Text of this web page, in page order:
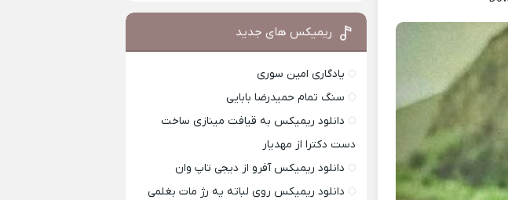
ریمیکس های جدید
یادگاری امین سوری
سنگ تمام حمیدرضا بابایی
دانلود ریمیکس به قیافت مینازی ساخت
دست دکترا از مهدیار
دانلود ریمیکس آفرو از ديجی تاپ وان
دانلود ریمیکس روی لباته یه رژ مات بغلمی